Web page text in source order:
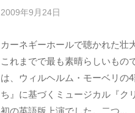
2009年9月24日
h
i
g
a
s
件
の
コ
メ
ン
カーネギーホールで聴かれた壮
これまでで最も素晴らしいもの
は、ウィルヘルム・モーベリの
ち』に基づくミュージカル『ク
初の英語版上演でした。二つ...